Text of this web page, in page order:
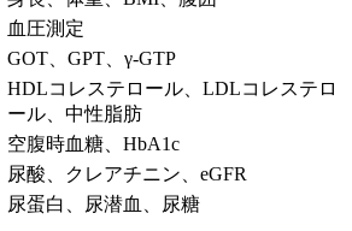
血圧測定
GOT、GPT、γ-GTP
HDLコレステロール、LDLコレステロ
ール、中性脂肪
空腹時血糖、HbA1c
尿酸、クレアチニン、eGFR
尿蛋白、尿潜血、尿糖